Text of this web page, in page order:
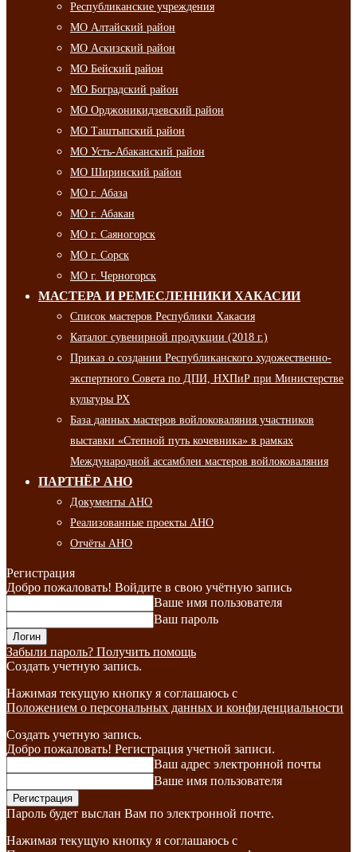
Республиканские учреждения
МО Алтайский район
МО Аскизский район
МО Бейский район
МО Боградский район
МО Орджоникидзевский район
МО Таштыпский район
МО Усть-Абаканский район
МО Ширинский район
МО г. Абаза
МО г. Абакан
МО г. Саяногорск
МО г. Сорск
МО г. Черногорск
МАСТЕРА И РЕМЕСЛЕННИКИ ХАКАСИИ
Список мастеров Республики Хакасия
Каталог сувенирной продукции (2018 г.)
Приказ о создании Республиканского художественно-
экспертного Совета по ДПИ, НХПиР при Министерстве
культуры РХ
База данных мастеров войлоковаляния участников
выставки «Степной путь кочевника» в рамках
Международной ассамблеи мастеров войлоковаляния
ПАРТНЁР АНО
Документы АНО
Реализованные проекты АНО
Отчёты АНО
Регистрация
Добро пожаловать! Войдите в свою учётную запись
Ваше имя пользователя
Ваш пароль
Забыли пароль? Получить помощь
Создать учетную запись.
Нажимая текущую кнопку я соглашаюсь с
Положением о персональных данных и конфиденциальности
Создать учетную запись.
Добро пожаловать! Регистрация учетной записи.
Ваш адрес электронной почты
Ваше имя пользователя
Пароль будет выслан Вам по электронной почте.
Нажимая текущую кнопку я соглашаюсь с